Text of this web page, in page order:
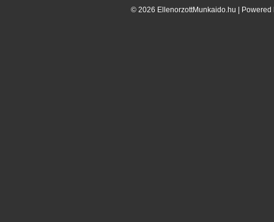
© 2026 EllenorzottMunkaido.hu |